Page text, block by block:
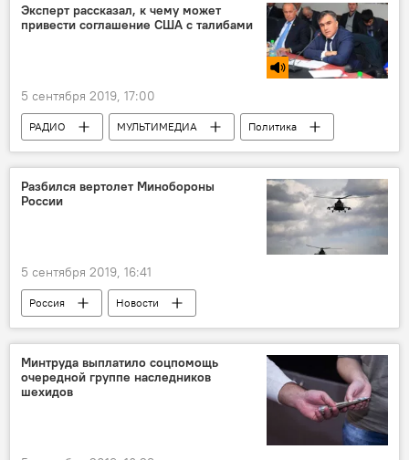
Эксперт рассказал, к чему может
привести соглашение США с талибами
5 сентября 2019, 17:00
РАДИО МУЛЬТИМЕДИА
Политика
Новости мира
Новости
Разбился вертолет Минобороны
России
5 сентября 2019, 16:41
Россия Новости
Минтруда выплатило соцпомощь
очередной группе наследников
шехидов